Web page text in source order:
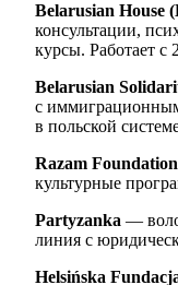
Belarusian House
консультации,
курсы. Работает с
Belarusian
с
в польской
Razam Foundation
культурные
Partyzanka —
линия с
Helsińska